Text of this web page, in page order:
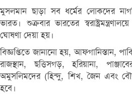
মুসলমান ছাড়া সব ধর্মের লোকদের
ভারত। শুক্রবার ভারতের
ঘোষণা দেয়া হয়।
বিজ্ঞপ্তিতে জানানো হয়, আফগানিস্তান,
রাজস্থান, ছত্তিসগড়, হরিয়ানা,
অমুসলিমদের (হিন্দু, শিখ, জৈন এবং
হবে।